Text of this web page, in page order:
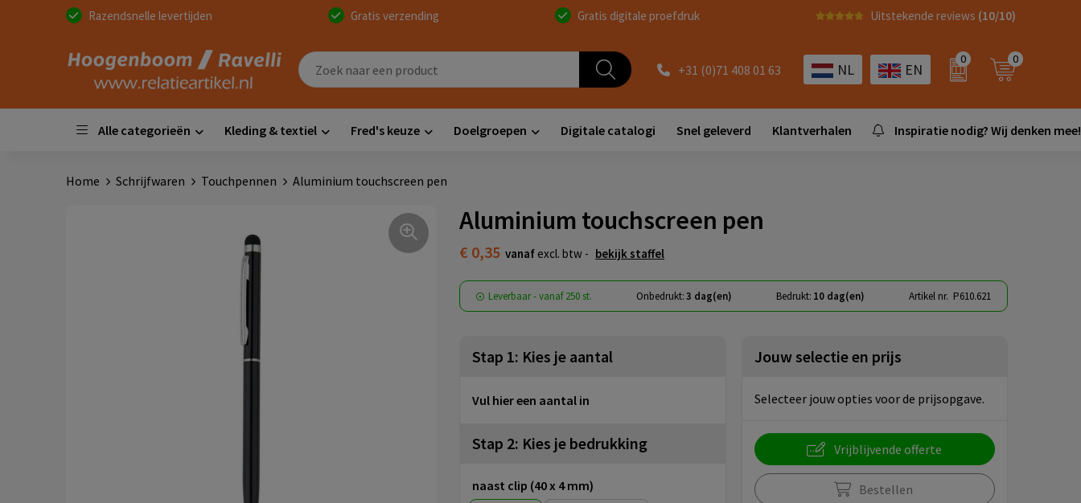
Razendsnelle levertijden Gratis verzending Gratis digitale proefdruk Uitstekende reviews (10/10)
+31 (0)71 408 01 63 NL EN
0 0
Alle categorieën Kleding & textiel Fred's keuze Doelgroepen Digitale catalogi Snel geleverd Klantverhalen Inspiratie nodig? Wij denken mee!
Home Schrijfwaren Touchpennen Aluminium touchscreen pen
Aluminium touchscreen pen
€ 0,35 vanaf excl. btw - bekijk staffel
Leverbaar-vanaf250 st. Onbedrukt:3 dag(en) Bedrukt: 10 dag(en) Artikel nr. P610.621
Stap 1: Kies je aantal
Vul hier een aantal in
Stap 2: Kies je bedrukking
naast clip (40 x 4 mm)
Jouw selectie en prijs
Selecteer jouw opties voor de prijsopgave.
Vrijblijvende offerte
Bestellen